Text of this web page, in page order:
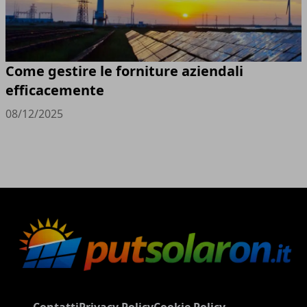
Come gestire le forniture aziendali
efficacemente
08/12/2025